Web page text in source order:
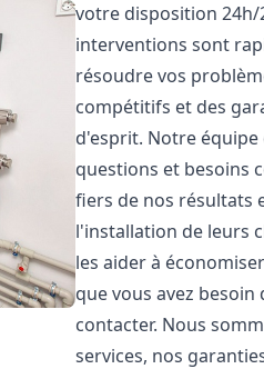
votre disposition 24h/
interventions sont
résoudre vos
compétitifs et des
d'esprit. Notre
questions et besoins
fiers de nos résultats
l'installation de leurs
les aider à
que vous avez
contacter. Nous
services, nos